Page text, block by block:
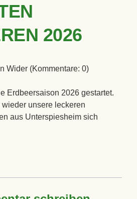
2026
Wider (Kommentare: 0)
Erdbeersaison 2026 gestartet.
unsere leckeren
aus Unterspiesheim sich